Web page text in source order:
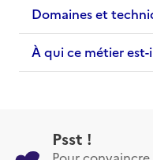
Domaines et
À qui ce métier est-
Psst !
Pour